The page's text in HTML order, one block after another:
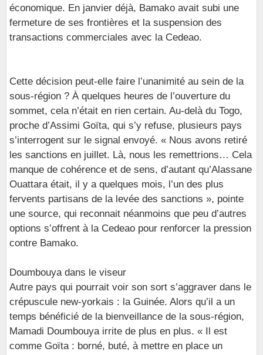
économique. En janvier déjà, Bamako avait subi une
fermeture de ses frontières et la suspension des
transactions commerciales avec la Cedeao.
Cette décision peut-elle faire l’unanimité au sein de la
sous-région ? À quelques heures de l’ouverture du
sommet, cela n’était en rien certain. Au-delà du Togo,
proche d’Assimi Goïta, qui s’y refuse, plusieurs pays
s’interrogent sur le signal envoyé. « Nous avons retiré
les sanctions en juillet. Là, nous les remettrions… Cela
manque de cohérence et de sens, d’autant qu’Alassane
Ouattara était, il y a quelques mois, l’un des plus
fervents partisans de la levée des sanctions », pointe
une source, qui reconnait néanmoins que peu d’autres
options s’offrent à la Cedeao pour renforcer la pression
contre Bamako.
Doumbouya dans le viseur
Autre pays qui pourrait voir son sort s’aggraver dans le
crépuscule new-yorkais : la Guinée. Alors qu’il a un
temps bénéficié de la bienveillance de la sous-région,
Mamadi Doumbouya irrite de plus en plus. « Il est
comme Goïta : borné, buté, à mettre en place un